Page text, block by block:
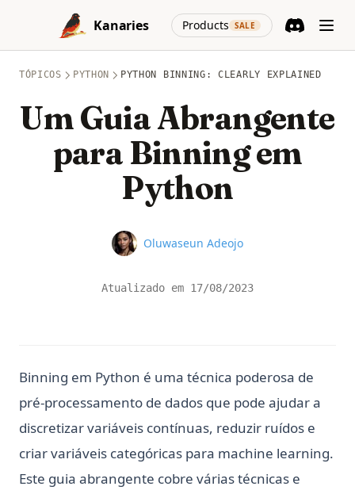
Skip to content
Kanaries
Products SALE
(opens in a
TÓPICOS PYTHON PYTHON BINNING: CLEARLY EXPLAINED
Um Guia Abrangente
para Binning em
Python
Name
Oluwaseun Adeojo
Atualizado em 17/08/2023
Binning em Python é uma técnica poderosa de
pré-processamento de dados que pode ajudar a
discretizar variáveis contínuas, reduzir ruídos e
criar variáveis categóricas para machine learning.
Este guia abrangente cobre várias técnicas e